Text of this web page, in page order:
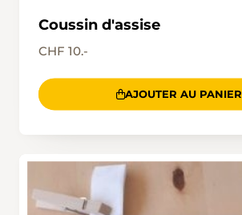
Coussin d'assise
CHF 10.-
AJOUTER AU PANIER